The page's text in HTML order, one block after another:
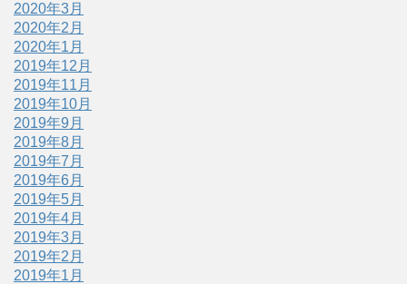
2020年3月
2020年2月
2020年1月
2019年12月
2019年11月
2019年10月
2019年9月
2019年8月
2019年7月
2019年6月
2019年5月
2019年4月
2019年3月
2019年2月
2019年1月